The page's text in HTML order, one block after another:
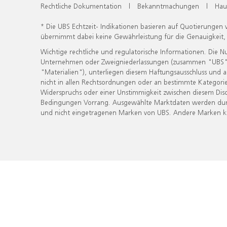
Rechtliche Dokumentation | Bekanntmachungen |
* Die UBS Echtzeit- Indikationen basieren auf
übernimmt dabei keine Gewährleistung für die
Wichtige rechtliche und regulatorische Informationen. Die
Unternehmen oder Zweigniederlassungen (zusammen
"Materialien"), unterliegen diesem Haftungsausschluss
nicht in allen Rechtsordnungen oder an bestimmte
Widerspruchs oder einer Unstimmigkeit zwischen diesem
Bedingungen Vorrang. Ausgewählte Marktdaten werden
und nicht eingetragenen Marken von UBS. Andere Marken